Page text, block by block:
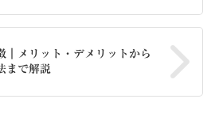
｜メリット・デメリットから
まで解説